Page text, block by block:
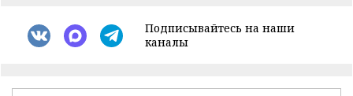
Подписывайтесь на наши
каналы